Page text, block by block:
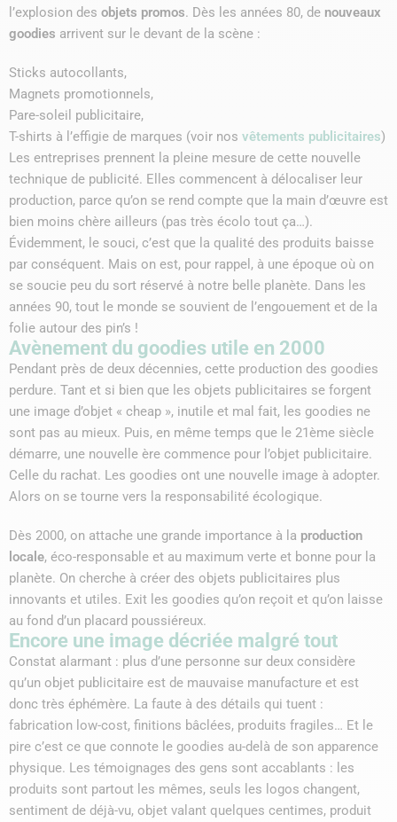
l’explosion des objets promos. Dès les années 80, de nouveaux
goodies arrivent sur le devant de la scène :
Sticks autocollants,
Magnets promotionnels,
Pare-soleil publicitaire,
T-shirts à l’effigie de marques (voir nos vêtements publicitaires)
Les entreprises prennent la pleine mesure de cette nouvelle
technique de publicité. Elles commencent à délocaliser leur
production, parce qu’on se rend compte que la main d’œuvre est
bien moins chère ailleurs (pas très écolo tout ça…).
Évidemment, le souci, c’est que la qualité des produits baisse
par conséquent. Mais on est, pour rappel, à une époque où on
se soucie peu du sort réservé à notre belle planète. Dans les
années 90, tout le monde se souvient de l’engouement et de la
folie autour des pin’s !
Avènement du goodies utile en 2000
Pendant près de deux décennies, cette production des goodies
perdure. Tant et si bien que les objets publicitaires se forgent
une image d’objet « cheap », inutile et mal fait, les goodies ne
sont pas au mieux. Puis, en même temps que le 21ème siècle
démarre, une nouvelle ère commence pour l’objet publicitaire.
Celle du rachat. Les goodies ont une nouvelle image à adopter.
Alors on se tourne vers la responsabilité écologique.
Dès 2000, on attache une grande importance à la production
locale, éco-responsable et au maximum verte et bonne pour la
planète. On cherche à créer des objets publicitaires plus
innovants et utiles. Exit les goodies qu’on reçoit et qu’on laisse
au fond d’un placard poussiéreux.
Encore une image décriée malgré tout
Constat alarmant : plus d’une personne sur deux considère
qu’un objet publicitaire est de mauvaise manufacture et est
donc très éphémère. La faute à des détails qui tuent :
fabrication low-cost, finitions bâclées, produits fragiles… Et le
pire c’est ce que connote le goodies au-delà de son apparence
physique. Les témoignages des gens sont accablants : les
produits sont partout les mêmes, seuls les logos changent,
sentiment de déjà-vu, objet valant quelques centimes, produit